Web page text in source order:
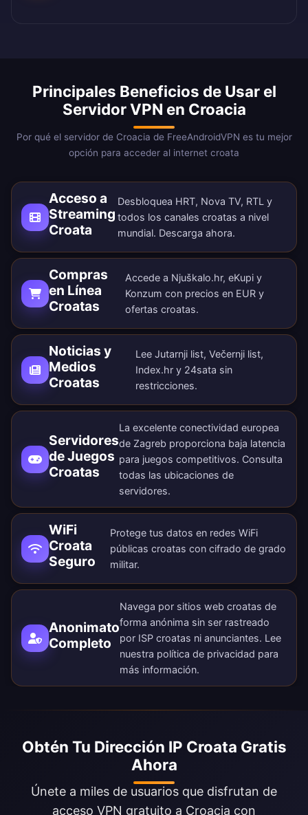
Principales Beneficios de Usar el
Servidor VPN en Croacia
Por qué el servidor de Croacia de FreeAndroidVPN es tu mejor
opción para acceder al internet croata
Acceso a
Streaming
Croata
Desbloquea HRT, Nova TV, RTL y
todos los canales croatas a nivel
mundial. Descarga ahora.
Compras
en Línea
Croatas
Accede a Njuškalo.hr, eKupi y
Konzum con precios en EUR y
ofertas croatas.
Noticias y
Medios
Croatas
Lee Jutarnji list, Večernji list,
Index.hr y 24sata sin
restricciones.
Servidores
de Juegos
Croatas
La excelente conectividad europea
de Zagreb proporciona baja latencia
para juegos competitivos. Consulta
todas las ubicaciones de
servidores.
WiFi
Croata
Seguro
Protege tus datos en redes WiFi
públicas croatas con cifrado de grado
militar.
Anonimato
Completo
Navega por sitios web croatas de
forma anónima sin ser rastreado
por ISP croatas ni anunciantes. Lee
nuestra política de privacidad para
más información.
Obtén Tu Dirección IP Croata Gratis
Ahora
Únete a miles de usuarios que disfrutan de
acceso VPN gratuito a Croacia con